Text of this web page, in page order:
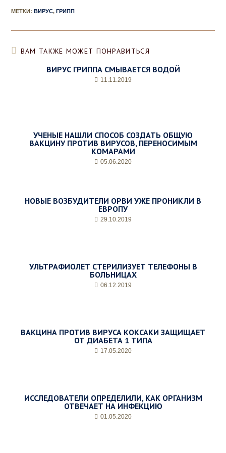
у
д
е
МЕТКИ:ВИРУС, ГРИПП
ВАМ ТАКЖЕ МОЖЕТ ПОНРАВИТЬСЯ
ВИРУС ГРИППА СМЫВАЕТСЯ ВОДОЙ
11.11.2019
УЧЕНЫЕ НАШЛИ СПОСОБ СОЗДАТЬ ОБЩУЮ
ВАКЦИНУ ПРОТИВ ВИРУСОВ, ПЕРЕНОСИМЫМ
КОМАРАМИ
05.06.2020
НОВЫЕ ВОЗБУДИТЕЛИ ОРВИ УЖЕ ПРОНИКЛИ В
ЕВРОПУ
29.10.2019
УЛЬТРАФИОЛЕТ СТЕРИЛИЗУЕТ ТЕЛЕФОНЫ В
БОЛЬНИЦАХ
06.12.2019
ВАКЦИНА ПРОТИВ ВИРУСА КОКСАКИ ЗАЩИЩАЕТ
ОТ ДИАБЕТА 1 ТИПА
17.05.2020
ИССЛЕДОВАТЕЛИ ОПРЕДЕЛИЛИ, КАК ОРГАНИЗМ
ОТВЕЧАЕТ НА ИНФЕКЦИЮ
01.05.2020